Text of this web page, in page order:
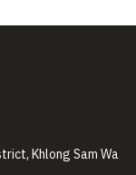
Khlong Sam Wa